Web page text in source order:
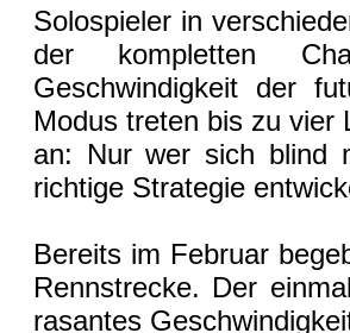
Solospieler in
der kompletten
Geschwindigkeit der
Modus treten bis zu vier
an: Nur wer sich blind
richtige Strategie
Bereits im Februar
Rennstrecke. Der
rasantes